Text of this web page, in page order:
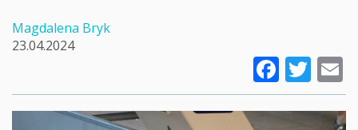
Magdalena Bryk
23.04.2024